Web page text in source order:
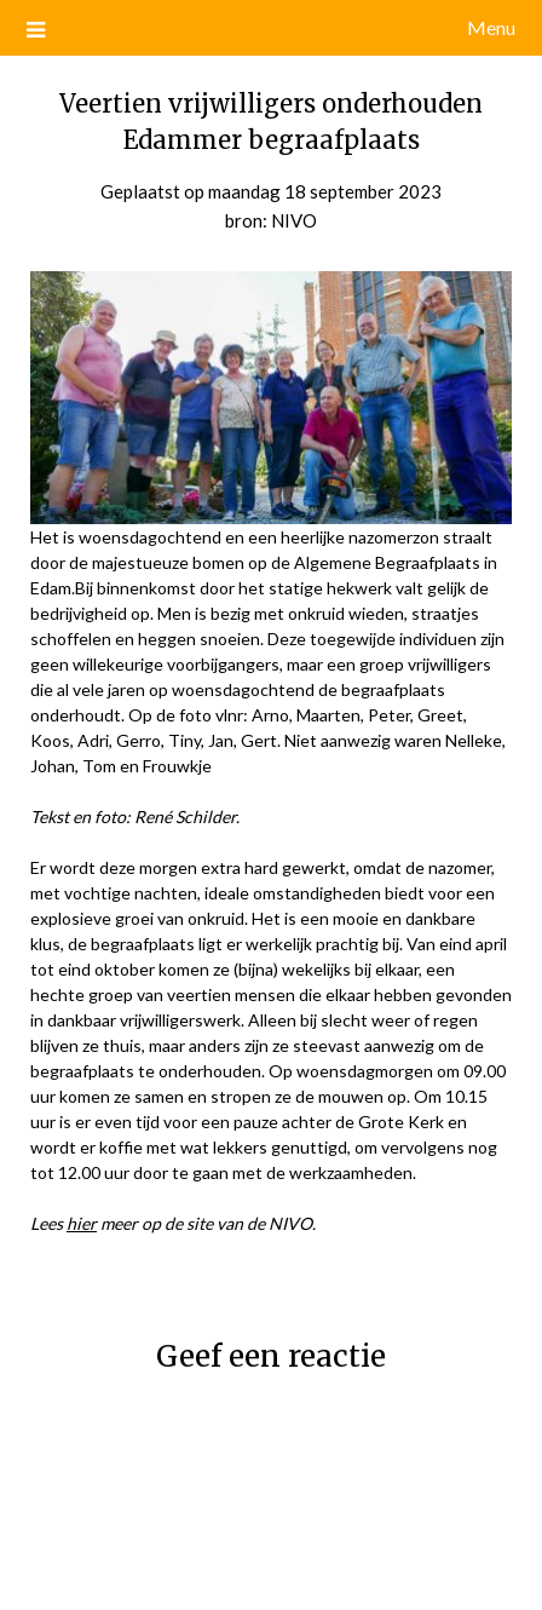
Menu
Veertien vrijwilligers onderhouden
Edammer begraafplaats
Geplaatst op maandag 18 september 2023
bron: NIVO
Het is woensdagochtend en een heerlijke nazomerzon straalt
door de majestueuze bomen op de Algemene Begraafplaats in
Edam.Bij binnenkomst door het statige hekwerk valt gelijk de
bedrijvigheid op. Men is bezig met onkruid wieden, straatjes
schoffelen en heggen snoeien. Deze toegewijde individuen zijn
geen willekeurige voorbijgangers, maar een groep vrijwilligers
die al vele jaren op woensdagochtend de begraafplaats
onderhoudt. Op de foto vlnr: Arno, Maarten, Peter, Greet,
Koos, Adri, Gerro, Tiny, Jan, Gert. Niet aanwezig waren Nelleke,
Johan, Tom en Frouwkje
Tekst en foto: René Schilder.
Er wordt deze morgen extra hard gewerkt, omdat de nazomer,
met vochtige nachten, ideale omstandigheden biedt voor een
explosieve groei van onkruid. Het is een mooie en dankbare
klus, de begraafplaats ligt er werkelijk prachtig bij. Van eind april
tot eind oktober komen ze (bijna) wekelijks bij elkaar, een
hechte groep van veertien mensen die elkaar hebben gevonden
in dankbaar vrijwilligerswerk. Alleen bij slecht weer of regen
blijven ze thuis, maar anders zijn ze steevast aanwezig om de
begraafplaats te onderhouden. Op woensdagmorgen om 09.00
uur komen ze samen en stropen ze de mouwen op. Om 10.15
uur is er even tijd voor een pauze achter de Grote Kerk en
wordt er koffie met wat lekkers genuttigd, om vervolgens nog
tot 12.00 uur door te gaan met de werkzaamheden.
Leeshiermeer op de site van de NIVO.
Geef een reactie